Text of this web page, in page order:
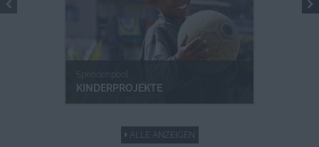
KINDERPROJEKTE
ALLE ANZEIGEN